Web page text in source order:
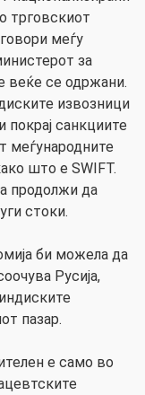
трговскиот
меѓу
за
веќе се одржани.
извозници
покрај санкциите
меѓународните
што е SWIFT.
продолжи да
стоки.
би можела да
Русија,
пазар.
е само во